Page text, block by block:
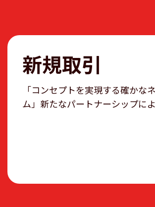
新規取引
「コンセプトを実現する確か
ム」新たなパートナーシップに